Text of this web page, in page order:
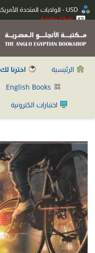
Anglo Club
الرئيسية اخترنا لك
اختبارات الكترونية